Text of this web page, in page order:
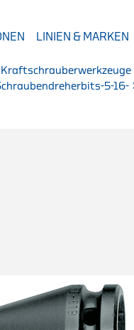
LINIEN & MARKEN
Kraftschrauberwerkzeuge
5-16-